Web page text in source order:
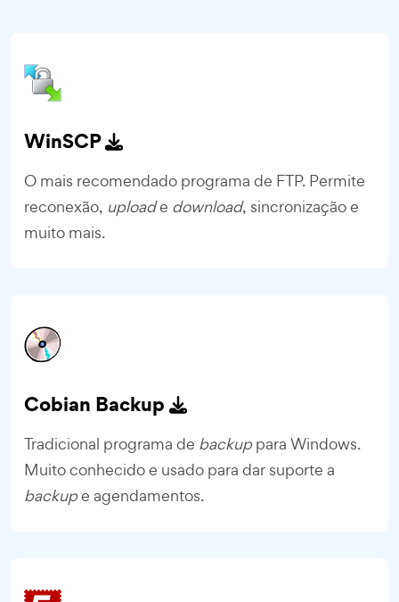
WinSCP
O mais recomendado programa de FTP. Permite
reconexão, uploade download, sincronização e
muito mais.
Cobian Backup
Tradicional programa de backuppara Windows.
Muito conhecido e usado para dar suporte a
backupe agendamentos.